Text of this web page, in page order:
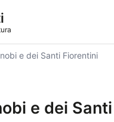
e dei Santi Fiorentini
e dei